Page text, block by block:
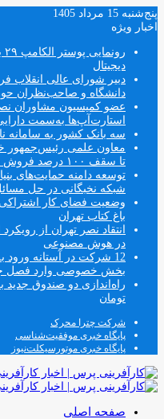
پنج‌شنبه 15 مرداد 1405
اخبار ویژه
دیجیتال
دبیر شورای عالی انقلاب
دانشگاه و صاحب‌نظران
عضو کمیسیون مشاوران
استارت‌آپ‌ها به‌سمت
سه بانک کشور به
معاون علمی رئیس‌جمهور
تا سقف ۱۰۰ درصد فروش دانش‌بنیان‌ها
توسعه دامنه حمایت‌های
شبکه نخبگانی در حل
وضعیت فضای کار اشتراکی
باغ کتاب تهران
انتقاد نصر تهران از
در هوش مصنوعی
12 شرکت در آستانه
بخش خصوصی وارد فصل
راه‌اندازی دو صندوق جدید
تومان
شرکت چترا محرک
پایگاه خبری موفقیت‌شناسی
پایگاه خبری موتورسیکلت‌نیوز
صفحه اصلی